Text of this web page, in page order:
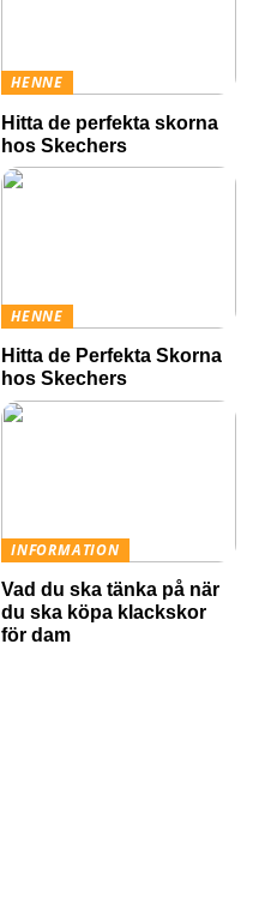
HENNE
Hitta de perfekta skorna
hos Skechers
HENNE
Hitta de Perfekta Skorna
hos Skechers
INFORMATION
Vad du ska tänka på när
du ska köpa klackskor
för dam